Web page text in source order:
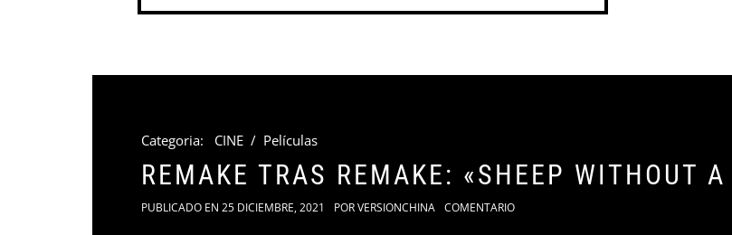
Categoria: CINE / Películas
REMAKE TRAS REMAKE: «SHEEP WITHOUT
PUBLICADO EN 25 DICIEMBRE, 2021 PORVERSIONCHINA COMENTARIO